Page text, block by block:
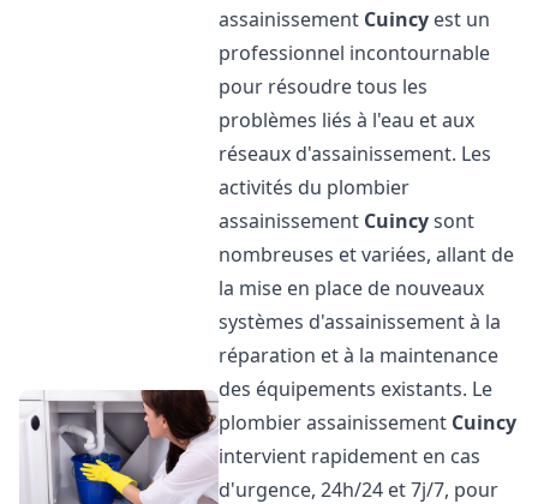
assainissement Cuincy est un
professionnel incontournable
pour résoudre tous les
problèmes liés à l'eau et aux
réseaux d'assainissement. Les
activités du plombier
assainissement Cuincysont
nombreuses et variées, allant de
la mise en place de nouveaux
systèmes d'assainissement à la
réparation et à la maintenance
des équipements existants. Le
plombier assainissement Cuincy
intervient rapidement en cas
d'urgence, 24h/24 et 7j/7, pour